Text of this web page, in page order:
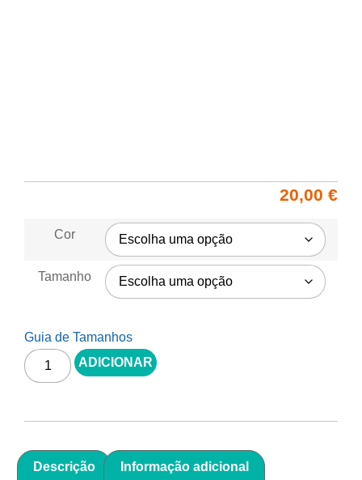
20,00 €
Cor
Tamanho
Guia de Tamanhos
ADICIONAR
Descrição Informação adicional